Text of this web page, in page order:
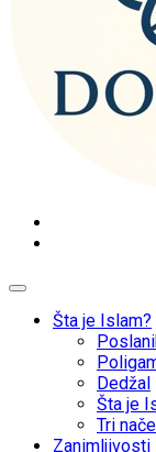
dokazi.com
Mudžize Kur`an-a
Šta je Islam?
Dedžal
Šta je
Tri
Zanimljivosti